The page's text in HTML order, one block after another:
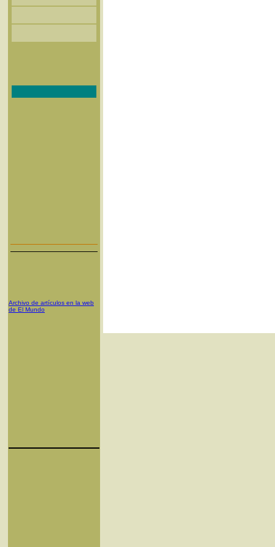
Archivo de artículos en la web
de El Mundo